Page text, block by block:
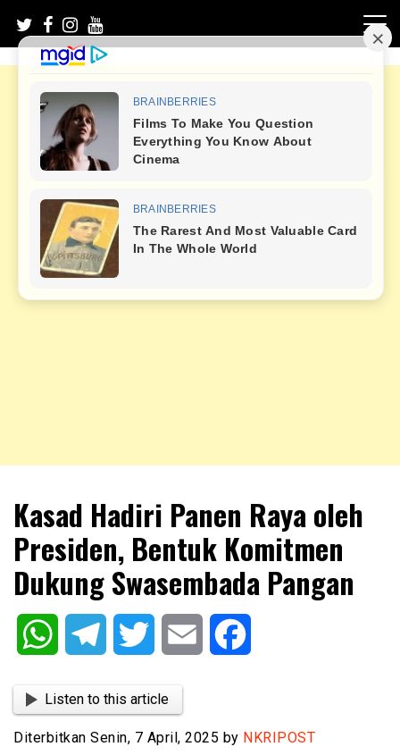
content
NKRIPOST
Kasad Hadiri Panen Raya oleh
Presiden, Bentuk Komitmen
Dukung Swasembada Pangan
WhatsAppTelegram Twitter Email
Listen to this article
Diterbitkan Senin, 7 April, 2025 by NKRIPOST